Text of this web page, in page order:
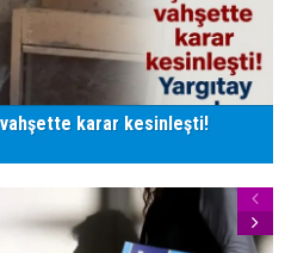
karar kesinleşti!